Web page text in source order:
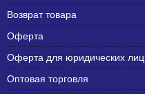
Возврат товара
Оферта
Оферта для юридических лиц
Оптовая торговля